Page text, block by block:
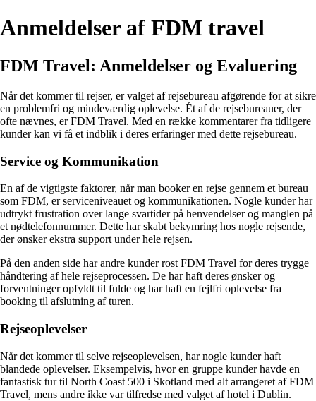
Anmeldelser af FDM travel
FDM Travel: Anmeldelser og Evaluering
Når det kommer til rejser, er valget af rejsebureau afgørende for at sikre
en problemfri og mindeværdig oplevelse. Ét af de rejsebureauer, der
ofte nævnes, er FDM Travel. Med en række kommentarer fra tidligere
kunder kan vi få et indblik i deres erfaringer med dette rejsebureau.
Service og Kommunikation
En af de vigtigste faktorer, når man booker en rejse gennem et bureau
som FDM, er serviceniveauet og kommunikationen. Nogle kunder har
udtrykt frustration over lange svartider på henvendelser og manglen på
et nødtelefonnummer. Dette har skabt bekymring hos nogle rejsende,
der ønsker ekstra support under hele rejsen.
På den anden side har andre kunder rost FDM Travel for deres trygge
håndtering af hele rejseprocessen. De har haft deres ønsker og
forventninger opfyldt til fulde og har haft en fejlfri oplevelse fra
booking til afslutning af turen.
Rejseoplevelser
Når det kommer til selve rejseoplevelsen, har nogle kunder haft
blandede oplevelser. Eksempelvis, hvor en gruppe kunder havde en
fantastisk tur til North Coast 500 i Skotland med alt arrangeret af FDM
Travel, mens andre ikke var tilfredse med valget af hotel i Dublin.